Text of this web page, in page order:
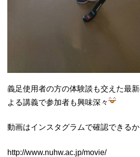
義足使用者の方の体験談も交えた最
よる講義で参加者も興味深々
動画はインスタグラムで確認できる
http://www.nuhw.ac.jp/movie/